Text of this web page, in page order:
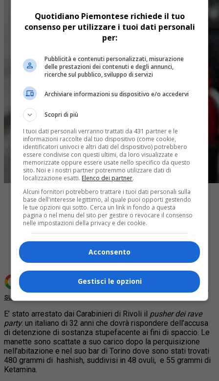
Share
Tweet
Aggiungi Quotidiano Piemontese come
Fonte preferita
su Google
E’ stato arrestato dai Carabinieri di Rivoli il pusher dei rave
party: un italiano di 32 anni che dovrà rispondere dell’accusa
di detenzione di sostanza stupefacente ai fini di spaccio. Le
manette sono scattate a suo carico dopo la perquisizione
nell’abitazione e nel suo bar di Torino dove sono stati trovati
480 grammi di hashish, suddivisi in 48 ovuli, e 55 grammi di
Ketamina.
Quotidiano Piemontese richiede il tuo
consenso per utilizzare i tuoi dati personali
per:
Pubblicità e contenuti personalizzati, misurazione
delle prestazioni dei contenuti e degli annunci,
ricerche sul pubblico, sviluppo di servizi
Archiviare informazioni su dispositivo e/o accedervi
Scopri di più
I tuoi dati personali verranno trattati da 431 partner e le
informazioni raccolte dal tuo dispositivo (come cookie,
identificatori univoci e altri dati del dispositivo) potrebbero
essere condivise con questi ultimi, da loro visualizzate e
memorizzate oppure essere usate nello specifico da questo
sito. Noi e i nostri partner potremmo utilizzare dati di
localizzazione esatti. Elenco dei partner.
Alcuni fornitori potrebbero trattare i tuoi dati personali sulla
base dell'interesse legittimo, al quale puoi opporti gestendo
le tue opzioni qui sotto. Cerca un link in fondo a questa
pagina o nel menu del sito per gestire o revocare il consenso
nelle impostazioni della privacy e dei cookie.
Acconsento
Gestisci le opzioni